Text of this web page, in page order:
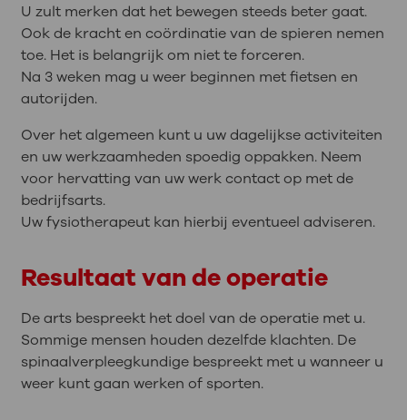
U zult merken dat het bewegen steeds beter gaat.
Ook de kracht en coördinatie van de spieren nemen
toe. Het is belangrijk om niet te forceren.
Na 3 weken mag u weer beginnen met fietsen en
autorijden.
Over het algemeen kunt u uw dagelijkse activiteiten
en uw werkzaamheden spoedig oppakken. Neem
voor hervatting van uw werk contact op met de
bedrijfsarts.
Uw fysiotherapeut kan hierbij eventueel adviseren.
Resultaat van de operatie
De arts bespreekt het doel van de operatie met u.
Sommige mensen houden dezelfde klachten. De
spinaalverpleegkundige bespreekt met u wanneer u
weer kunt gaan werken of sporten.